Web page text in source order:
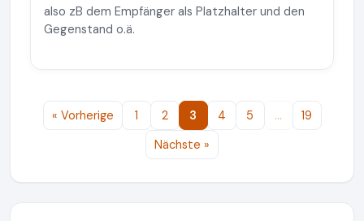
also zB dem Empfänger als Platzhalter und den
Gegenstand o.ä.
« Vorherige 1 2 3 4 5 …
19
Nächste »